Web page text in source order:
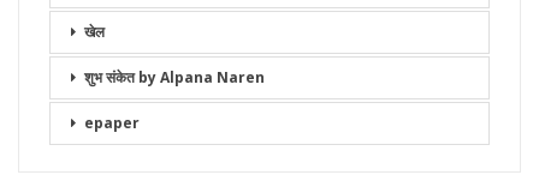
खेल
शुभ संकेत by Alpana Naren
epaper